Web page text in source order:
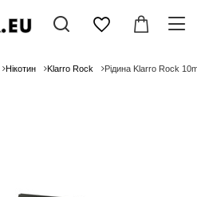
Нікотин Klarro Rock Рідина Klarro Rock